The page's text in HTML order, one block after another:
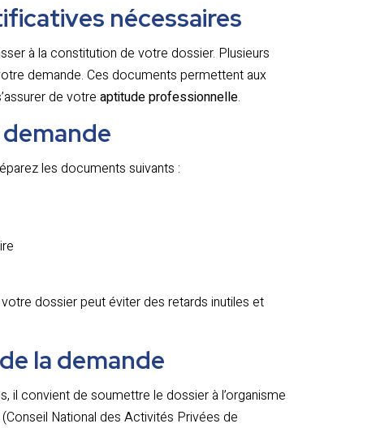
nécessaires
à la constitution de votre dossier. Plusieurs
demande. Ces documents permettent aux
de votre aptitude professionnelle.
les documents suivants :
dossier peut éviter des retards inutiles et
la demande
il convient de soumettre le dossier à l’organisme
National des Activités Privées de